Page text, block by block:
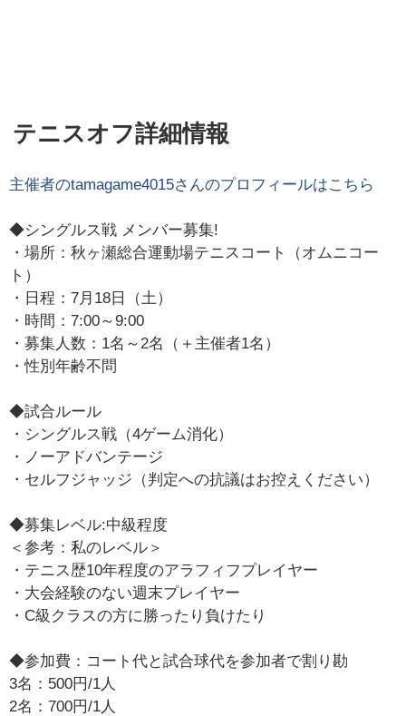
テニスオフ詳細情報
主催者のtamagame4015さんのプロフィールはこちら
◆シングルス戦 メンバー募集!
・場所：秋ヶ瀬総合運動場テニスコート（オムニコー
ト）
・日程：7月18日（土）
・時間：7:00～9:00
・募集人数：1名～2名（＋主催者1名）
・性別年齢不問
◆試合ルール
・シングルス戦（4ゲーム消化）
・ノーアドバンテージ
・セルフジャッジ（判定への抗議はお控えください）
◆募集レベル:中級程度
＜参考：私のレベル＞
・テニス歴10年程度のアラフィフプレイヤー
・大会経験のない週末プレイヤー
・C級クラスの方に勝ったり負けたり
◆参加費：コート代と試合球代を参加者で割り勘
3名：500円/1人
2名：700円/1人